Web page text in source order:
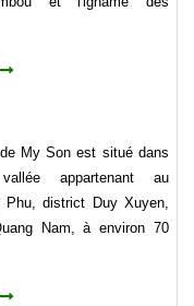
de My Son est situé dans
appartenant au
Phu, district Duy Xuyen,
Nam, à environ 70